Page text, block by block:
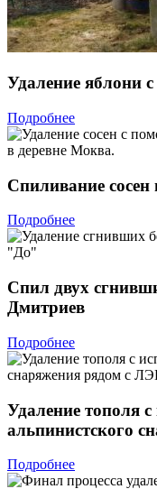
Удаление яблони
Подробнее
Спиливание сосен
Подробнее
Спил двух
Дмитриев
Подробнее
Удаление тополя
альпинистского
Подробнее